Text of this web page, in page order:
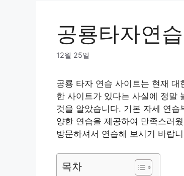
공룡타자연
12월 25일
공룡 타자 연습 사이트는 현재
한 사이트가 있다는 사실에 정말
것을 알았습니다. 기본 자세 연
양한 연습을 제공하여 만족스러
방문하셔서 연습해 보시기 바랍
목차